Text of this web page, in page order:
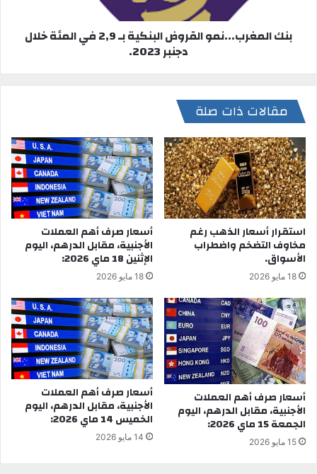
بنك المغرب...نمو القروض البنكية بـ 2,9 في المئة خلال
دجنبر 2023.
مقالات ذات صلة
استقرار أسعار الذهب رغم
مخاوف التضخم واضطراب
الأسواق.
18 مايو 2026
أسعار صرف أهم العملات
الأجنبية، مقابل الدرهم، اليوم
الإثنين 18 ماي 2026:
18 مايو 2026
أسعار صرف أهم العملات
الأجنبية، مقابل الدرهم، اليوم
الجمعة 15 ماي 2026:
15 مايو 2026
أسعار صرف أهم العملات
الأجنبية، مقابل الدرهم، اليوم
الخميس 14 ماي 2026:
14 مايو 2026